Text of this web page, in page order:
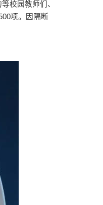
校园教师们、
项。因隔断